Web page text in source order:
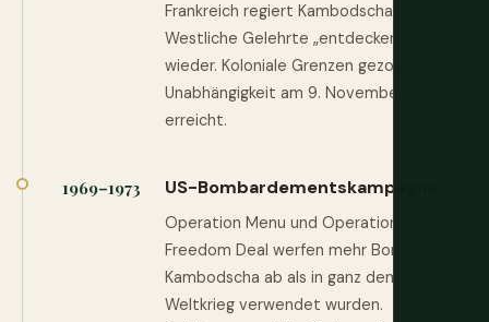
Frankreich regiert Kambodscha.
Westliche Gelehrte „entdecken“ Angkor
wieder. Koloniale Grenzen gezogen.
Unabhängigkeit am 9. November 1953
erreicht.
1969–1973 US-Bombardementskampagne
Operation Menu und Operation
Freedom Deal werfen mehr Bomben auf
Kambodscha ab als in ganz dem Zweiten
Weltkrieg verwendet wurden.